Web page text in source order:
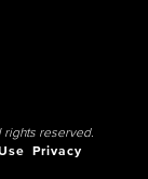
rights reserved.
Privacy